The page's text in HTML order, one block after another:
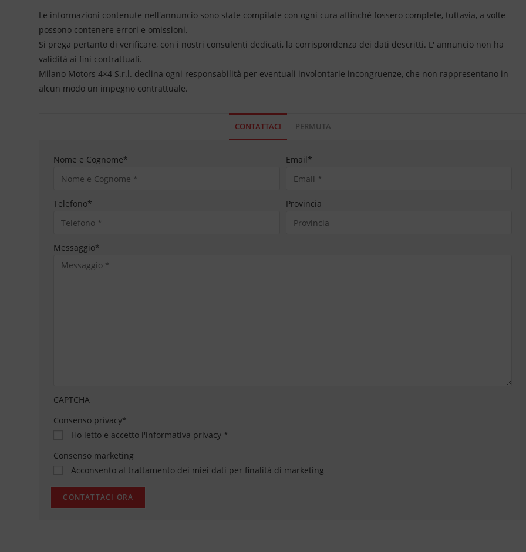
Le informazioni contenute nell'annuncio sono state compilate con ogni cura affinché fossero complete, tuttavia, a volte
possono contenere errori e omissioni.
Si prega pertanto di verificare, con i nostri consulenti dedicati, la corrispondenza dei dati descritti. L' annuncio non ha
validità ai fini contrattuali.
Milano Motors 4×4 S.r.l. declina ogni responsabilità per eventuali involontarie incongruenze, che non rappresentano in
alcun modo un impegno contrattuale.
CONTATTACI PERMUTA
Nome e Cognome* Email*
Telefono* Provincia
Messaggio*
CAPTCHA
Consenso privacy*
Ho letto e accetto l'informativa privacy *
Consenso marketing
Acconsento al trattamento dei miei dati per finalità di marketing